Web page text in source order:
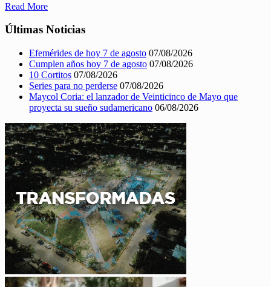
Read More
Últimas Noticias
Efemérides de hoy 7 de agosto 07/08/2026
Cumplen años hoy 7 de agosto 07/08/2026
10 Cortitos 07/08/2026
Series para no perderse 07/08/2026
Maycol Coria: el lanzador de Veinticinco de Mayo que
proyecta su sueño sudamericano 06/08/2026